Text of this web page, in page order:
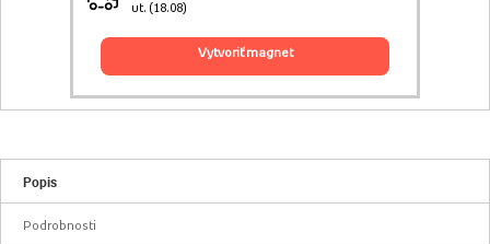
ut. (18.08)
vytvoriť magnet
Popis
Podrobnosti